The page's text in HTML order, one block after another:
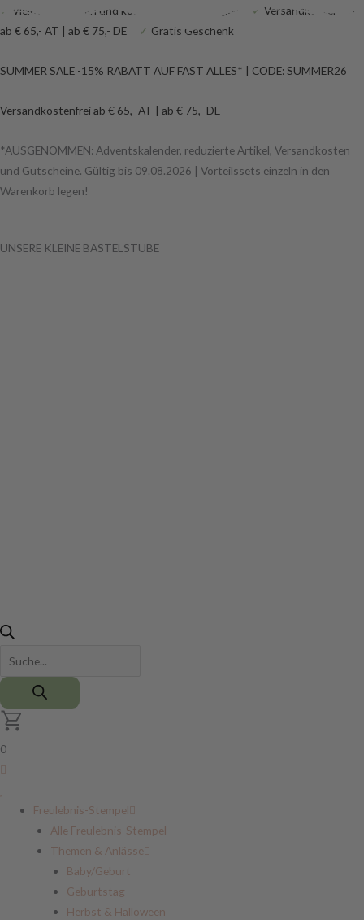
Zum
Inhalt
✓ Viele Bastelideen und kostenlose Anleitungen ✓ Versandkostenfrei
ab € 65,- AT | ab € 75,- DE
✓ Gratis Geschenk
SUMMER SALE -15% RABATT AUF FAST ALLES* | CODE: SUMMER26
Versandkostenfrei ab € 65,- AT | ab € 75,- DE
*AUSGENOMMEN: Adventskalender, reduzierte Artikel, Versandkosten
und Gutscheine. Gültig bis 09.08.2026 | Vorteilssets einzeln in den
Warenkorb legen!
UNSERE KLEINE BASTELSTUBE
Products
search
0
Freulebnis-Stempel
Alle Freulebnis-Stempel
Themen & Anlässe
Baby/Geburt
Geburtstag
Herbst & Halloween
Products
search